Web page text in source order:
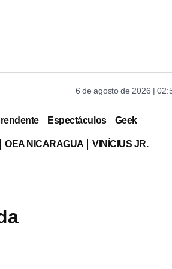
6 de agosto de 2026 |
Espectáculos Geek
OEA NICARAGUA VINÍCIUS JR.